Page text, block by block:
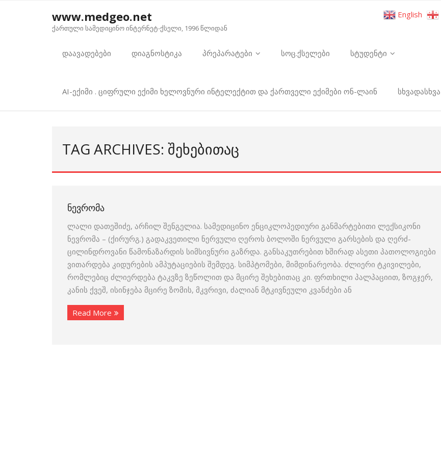
www.medgeo.net
ქართული სამედიცინო ინტერნეტ-ქსელი, 1996 წლიდან
დაავადებები დიაგნოსტიკა პრეპარატები სოც.ქსელები სტუდენტი
AI-ექიმი . ციფრული ექიმი ხელოვნური ინტელექტით და ქართველი ექიმები ონ-ლაინ სხვადასხვა
TAG ARCHIVES: ᲨᲔᲮᲔᲑᲘᲗᲐᲪ
ᲜᲔᲕᲠᲝᲛᲐ
ლალი დათეშიძე, არჩილ შენგელია. სამედიცინო ენციკლოპედიური განმარტებითი ლექსიკონი
ნევრომა – (ქირურგ.) გადაკვეთილი ნერვული ღეროს ბოლოში ნერვული გარსების და ღერძ-
ცილინდროვანი წამონაზარდის სიმსივნური გაზრდა. განსაკუთრებით ხშირად ასეთი პათოლოგიები
ვითარდება კიდურების ამპუტაციების შემდეგ. სიმპტომები, მიმდინარეობა. ძლიერი ტკივილები,
რომლებიც ძლიერდება ტაკვზე ზეწოლით და მცირე შეხებითაც კი. ფრთხილი პალპაციით, ზოგჯერ,
კანის ქვეშ, ისინჯება მცირე ზომის, მკვრივი, ძალიან მტკივნეული კვანძები ან
Read More
English